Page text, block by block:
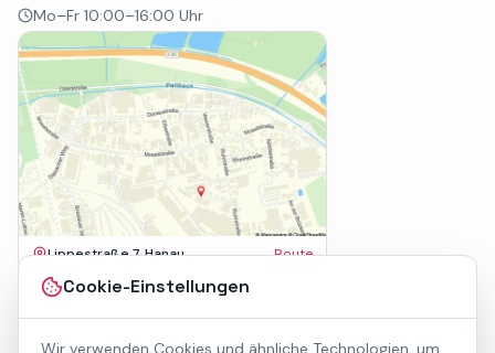
Cookie-Einstellungen
Wir verwenden Cookies und ähnliche Technologien, um
Mo–Fr 10:00–16:00 Uhr
Lippestraße 7, Hanau Route
Impressum